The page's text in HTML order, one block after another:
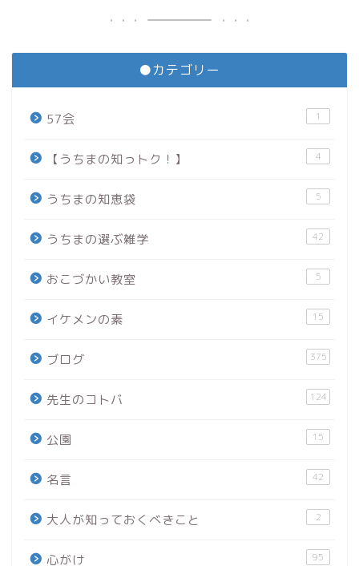
●カテゴリー
57会 1
【うちまの知っトク！】 4
うちまの知恵袋 5
うちまの選ぶ雑学 42
おこづかい教室 5
イケメンの素 15
ブログ 375
先生のコトバ 124
公園 15
名言 42
大人が知っておくべきこと 2
心がけ 95